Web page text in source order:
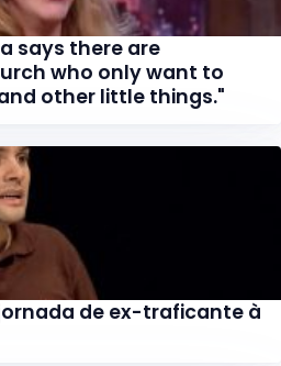
says there are
who only want to
other little things."
de ex-traficante à